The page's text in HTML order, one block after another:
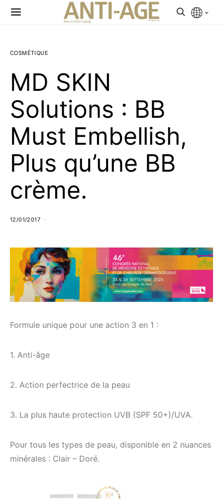
COSMÉTIQUE
MD SKIN
Solutions : BB
Must Embellish,
Plus qu’une BB
crème.
12/01/2017
Formule unique pour une action 3 en 1 :
1. Anti-âge
2. Action perfectrice de la peau
3. La plus haute protection UVB (SPF 50+)/UVA.
Pour tous les types de peau, disponible en 2 nuances
minérales : Clair – Doré.